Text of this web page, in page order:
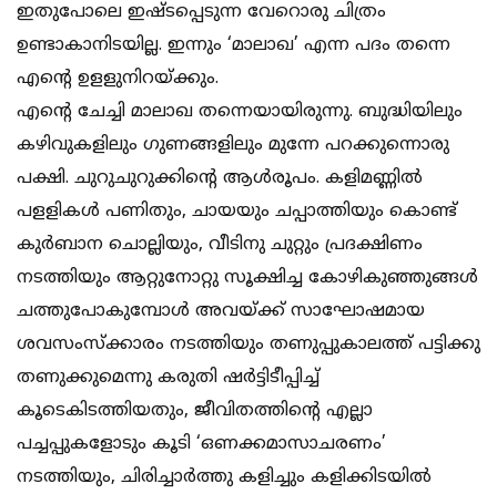
ഇതുപോലെ ഇഷ്ടപ്പെടുന്ന വേറൊരു ചിത്രം
ഉണ്ടാകാനിടയില്ല. ഇന്നും ‘മാലാഖ’ എന്ന പദം തന്നെ
എന്റെ ഉളളുനിറയ്ക്കും.
എന്റെ ചേച്ചി മാലാഖ തന്നെയായിരുന്നു. ബുദ്ധിയിലും
കഴിവുകളിലും ഗുണങ്ങളിലും മുന്നേ പറക്കുന്നൊരു
പക്ഷി. ചുറുചുറുക്കിന്റെ ആള്‍രൂപം. കളിമണ്ണില്‍
പളളികള്‍ പണിതും, ചായയും ചപ്പാത്തിയും കൊണ്ട്
കുര്‍ബാന ചൊല്ലിയും, വീടിനു ചുറ്റും പ്രദക്ഷിണം
നടത്തിയും ആറ്റുനോറ്റു സൂക്ഷിച്ച കോഴികുഞ്ഞുങ്ങള്‍
ചത്തുപോകുമ്പോള്‍ അവയ്ക്ക് സാഘോഷമായ
ശവസംസ്‌ക്കാരം നടത്തിയും തണുപ്പുകാലത്ത് പട്ടിക്കു
തണുക്കുമെന്നു കരുതി ഷര്‍ട്ടിടീപ്പിച്ച്
കൂടെകിടത്തിയതും, ജീവിതത്തിന്റെ എല്ലാ
പച്ചപ്പുകളോടും കൂടി ‘ഒണക്കമാസാചരണം’
നടത്തിയും, ചിരിച്ചാര്‍ത്തു കളിച്ചും കളിക്കിടയില്‍